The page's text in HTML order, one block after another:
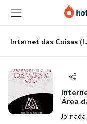
para
conteúdo
principal
para
pagamento
para
rodapé
Internet das
Área